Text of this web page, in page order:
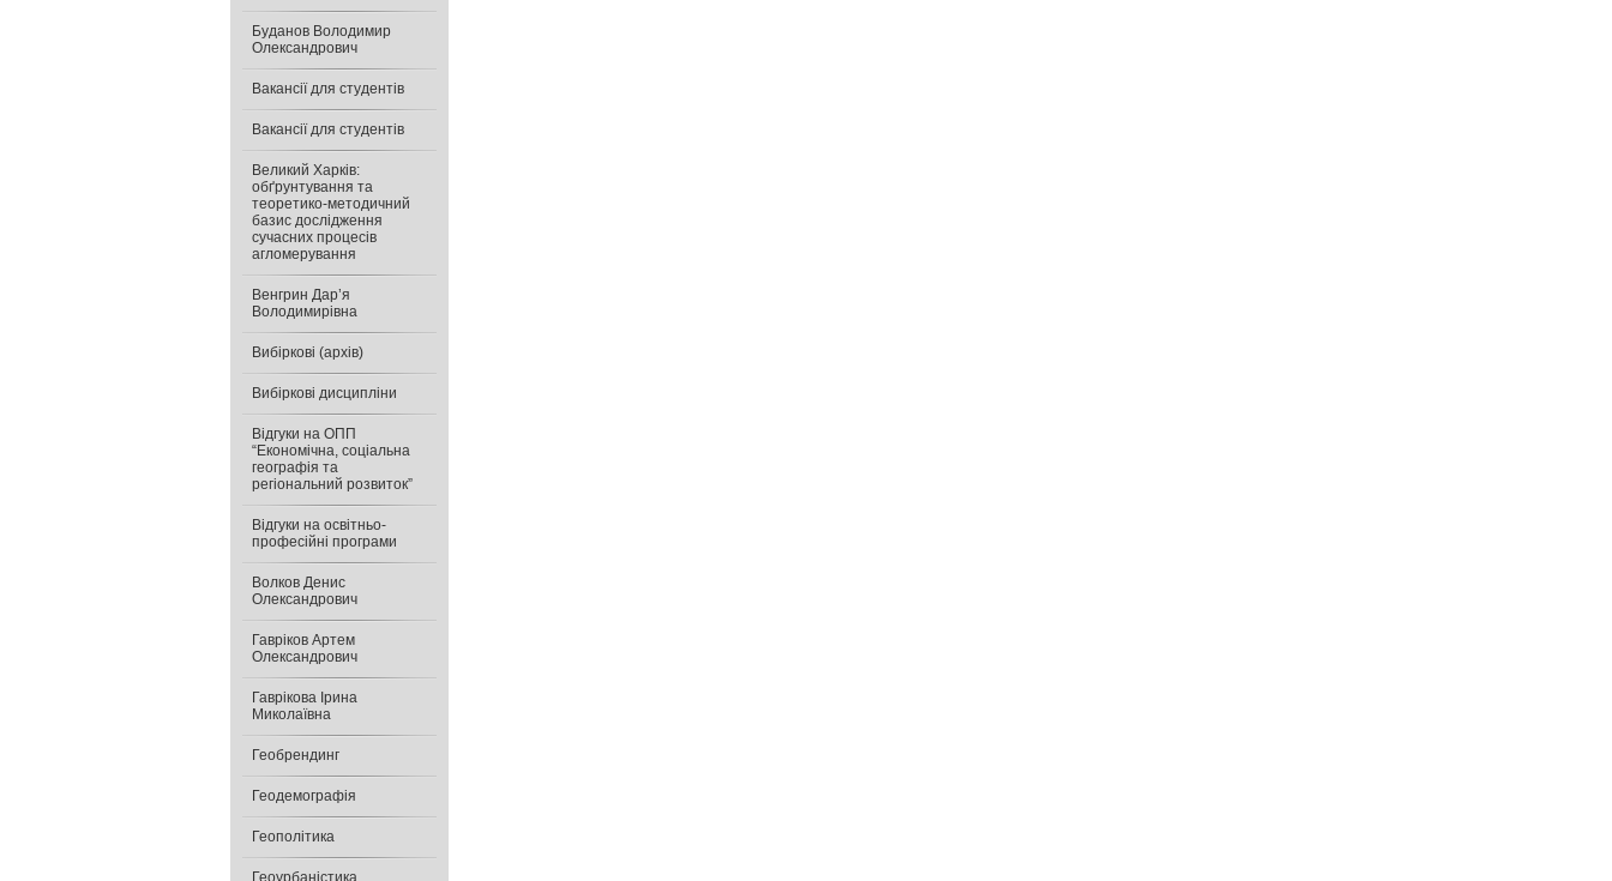
Буданов Володимир
Олександрович
Вакансії для студентів
Вакансії для студентів
Великий Харків:
обґрунтування та
теоретико-методичний
базис дослідження
сучасних процесів
агломерування
Венгрин Дар’я
Володимирівна
Вибіркові (архів)
Вибіркові дисципліни
Відгуки на ОПП
“Економічна, соціальна
географія та
регіональний розвиток”
Відгуки на освітньо-
професійні програми
Волков Денис
Олександрович
Гавріков Артем
Олександрович
Гаврікова Ірина
Миколаївна
Геобрендинг
Геодемографія
Геополітика
Геоурбаністика